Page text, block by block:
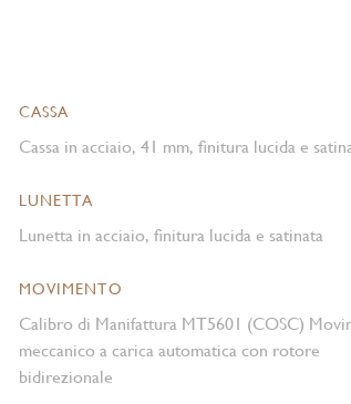
CASSA
Cassa in acciaio, 41 mm, finitura lucida e
LUNETTA
Lunetta in acciaio, finitura lucida e satinata
MOVIMENTO
Calibro di Manifattura MT5601 (COSC)
meccanico a carica automatica con rotore
bidirezionale